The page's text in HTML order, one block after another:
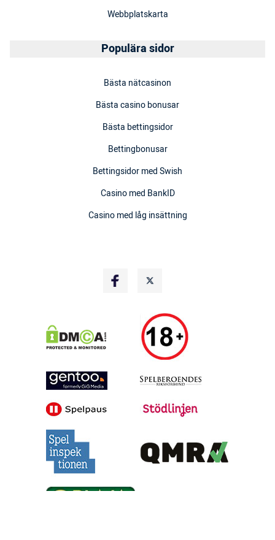
Webbplatskarta
Populära sidor
Bästa nätcasinon
Bästa casino bonusar
Bästa bettingsidor
Bettingbonusar
Bettingsidor med Swish
Casino med BankID
Casino med låg insättning